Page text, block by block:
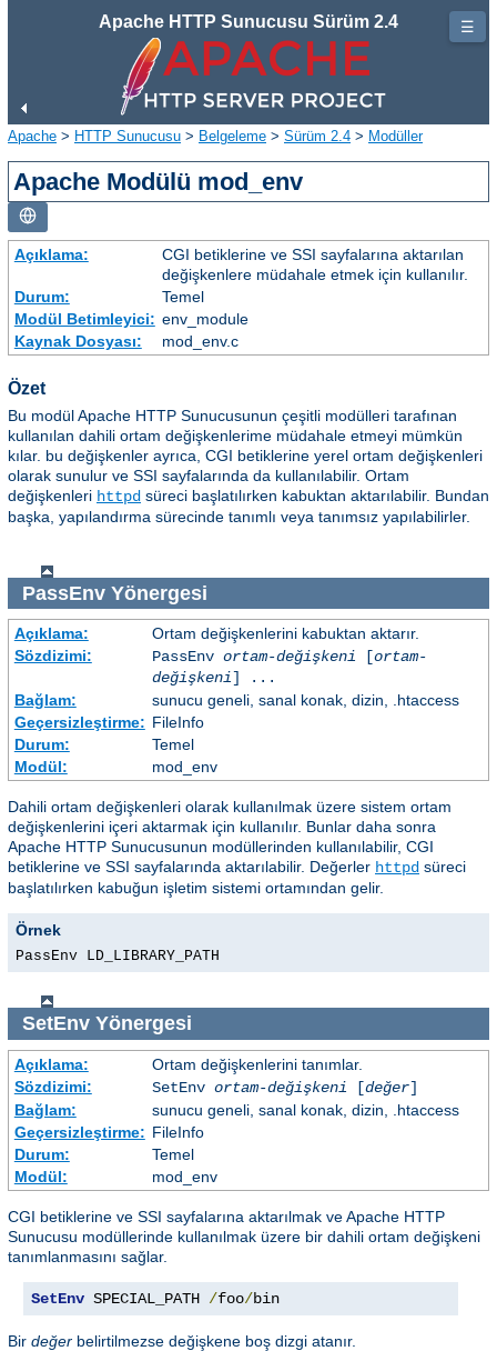
Apache HTTP Sunucusu Sürüm 2.4
Apache > HTTP Sunucusu > Belgeleme > Sürüm 2.4 > Modüller
Apache Modülü mod_env
Açıklama:
CGI betiklerine ve SSI sayfalarına aktarılan
değişkenlere müdahale etmek için kullanılır.
Durum:
Temel
Modül Betimleyici: env_module
Kaynak Dosyası:
mod_env.c
Özet
Bu modül Apache HTTP Sunucusunun çeşitli modülleri tarafınan
kullanılan dahili ortam değişkenlerime müdahale etmeyi mümkün
kılar. bu değişkenler ayrıca, CGI betiklerine yerel ortam değişkenleri
olarak sunulur ve SSI sayfalarında da kullanılabilir. Ortam
değişkenleri httpd süreci başlatılırken kabuktan aktarılabilir. Bundan
başka, yapılandırma sürecinde tanımlı veya tanımsız yapılabilirler.
PassEnvYönergesi
Açıklama:
Ortam değişkenlerini kabuktan aktarır.
Sözdizimi:
PassEnv ortam-değişkeni [ortam-
değişkeni] ...
Bağlam:
sunucu geneli, sanal konak, dizin, .htaccess
Geçersizleştirme: FileInfo
Durum:
Temel
Modül:
mod_env
Dahili ortam değişkenleri olarak kullanılmak üzere sistem ortam
değişkenlerini içeri aktarmak için kullanılır. Bunlar daha sonra
Apache HTTP Sunucusunun modüllerinden kullanılabilir, CGI
betiklerine ve SSI sayfalarında aktarılabilir. Değerler httpd süreci
başlatılırken kabuğun işletim sistemi ortamından gelir.
Örnek
PassEnv LD_LIBRARY_PATH
SetEnvYönergesi
Açıklama:
Ortam değişkenlerini tanımlar.
Sözdizimi:
SetEnv ortam-değişkeni [değer]
Bağlam:
sunucu geneli, sanal konak, dizin, .htaccess
Geçersizleştirme: FileInfo
Durum:
Temel
Modül:
mod_env
CGI betiklerine ve SSI sayfalarına aktarılmak ve Apache HTTP
Sunucusu modüllerinde kullanılmak üzere bir dahili ortam değişkeni
tanımlanmasını sağlar.
SetEnv SPECIAL_PATH /foo/bin
Bir değer belirtilmezse değişkene boş dizgi atanır.
☰